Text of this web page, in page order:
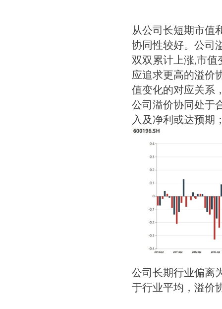
从公司长短期市值
协同性较好。公司
双双累计上涨,市值
应追求更高的溢价
值变化的对应关系
公司溢价协同处于
入及净利或达预期
公司长期行业偏离
于行业平均，溢价